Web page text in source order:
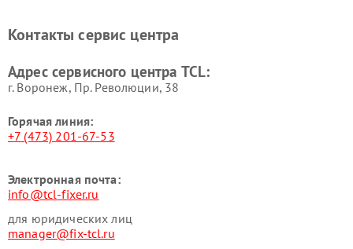
Контакты сервис центра
Адрес сервисного центра TCL:
г. Воронеж, Пр. Революции, 38
Горячая линия:
+7 (473) 201-67-53
Электронная почта:
info@tcl-fixer.ru
для юридических лиц
manager@fix-tcl.ru